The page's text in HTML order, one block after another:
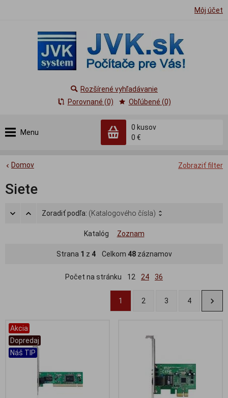
Môj účet
Menu
0 kusov
0 €
Rozšírené vyhľadávanie
Porovnané (0)
Obľúbené (0)
Zobraziť filter
Domov
Siete
Zoradiť podľa: (Katalogového čísla)
Katalóg Zoznam
Strana 1 z 4Celkom 48záznamov
Počet na stránku 12 24 36
1 2 3 4
Akcia
Dopredaj
Náš TIP